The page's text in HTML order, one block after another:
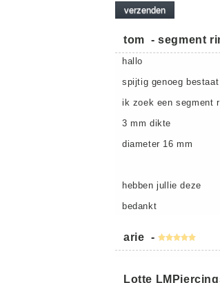
tom -segment
hallo
spijtig genoeg
ik zoek een segment
3 mm dikte
diameter 16 mm
hebben jullie deze
bedankt
arie -
Lotte